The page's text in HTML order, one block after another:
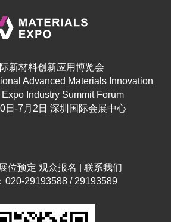
新材料创新应用博览会
Advanced Materials Innovation
Industry Summit Forum
日-7月2日 深圳国际会展中心
展位预定 观众报名
联系我们
020-29193588 / 29193589